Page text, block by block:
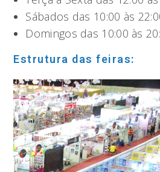
Sábados das 10:00 às
Domingos das 10:00 às
Estrutura das feiras: